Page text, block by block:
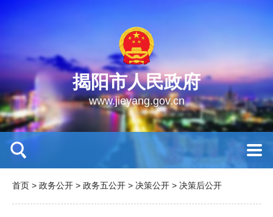
揭阳市人民政府
www.jieyang.gov.cn
首页 > 政务公开 > 政务五公开 > 决策公开 > 决策后公开